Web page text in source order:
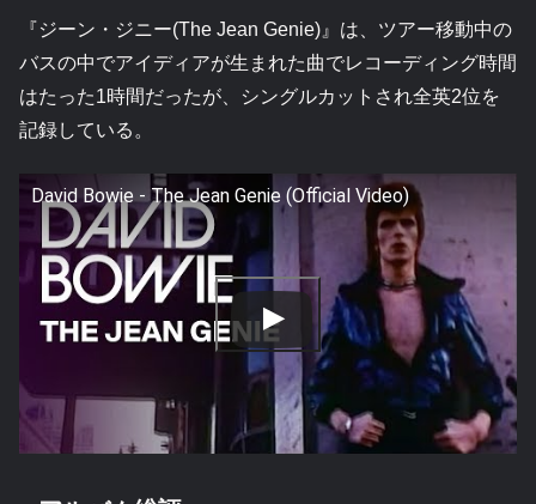
『ジーン・ジニー(The Jean Genie)』は、ツアー移動中の
バスの中でアイディアが生まれた曲でレコーディング時間
はたった1時間だったが、シングルカットされ全英2位を
記録している。
David Bowie - The Jean Genie (Official Video)